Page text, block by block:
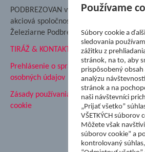
PODBREZOVAN vydáva
akciová spoločnosť
Železiarne Podbrezová
TIRÁŽ & KONTAKT
Prehlásenie o spracovaní
osobných údajov
Zásady používania súborov
cookie
ŽP
ŠK
Tále
Používame
Súbory cookie a
sledovania
zážitku z
stránok, na to, aby
prispôsobený obsah
analýzu
stránok a na
naši návštevníci
„Prijať všetko”
VŠETKÝCH súborov
Môžete však
súborov cookie” a
kontrolovaný